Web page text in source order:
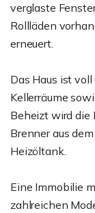
verglaste
Rollläden
erneuert.
Das Haus ist
Kellerräume
Beheizt wird die
Brenner aus
Heizöltank.
Eine Immobilie
zahlreichen